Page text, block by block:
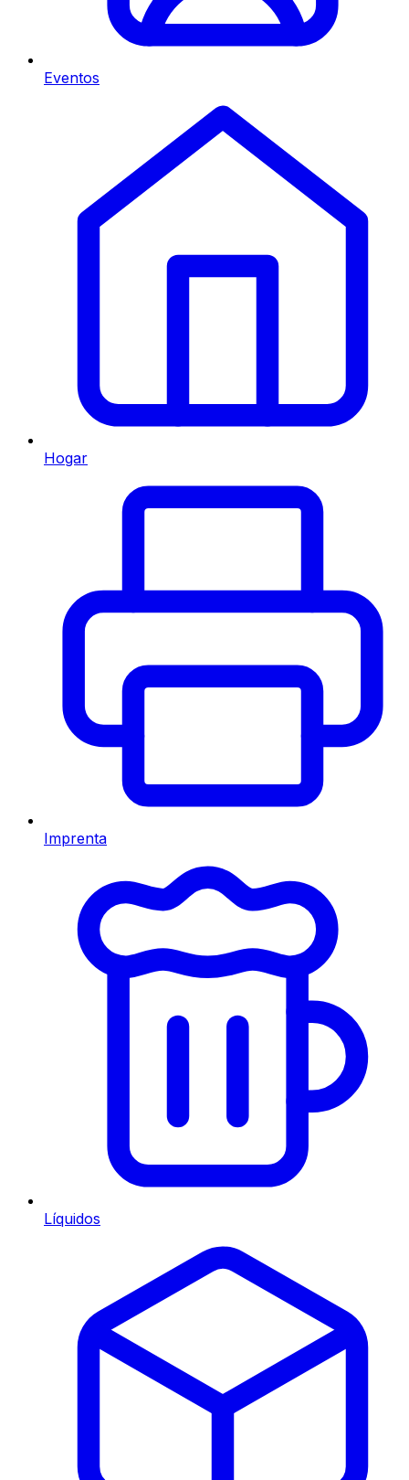
Eventos
Hogar
Imprenta
Líquidos